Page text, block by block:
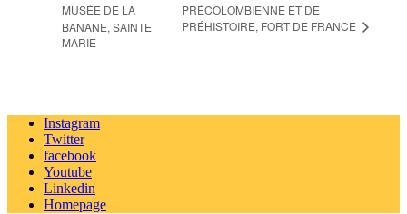
MUSÉE DE LA
BANANE, SAINTE
MARIE
PRÉCOLOMBIENNE ET DE
PRÉHISTOIRE, FORT DE FRANCE
Instagram
Twitter
facebook
Youtube
Linkedin
Homepage